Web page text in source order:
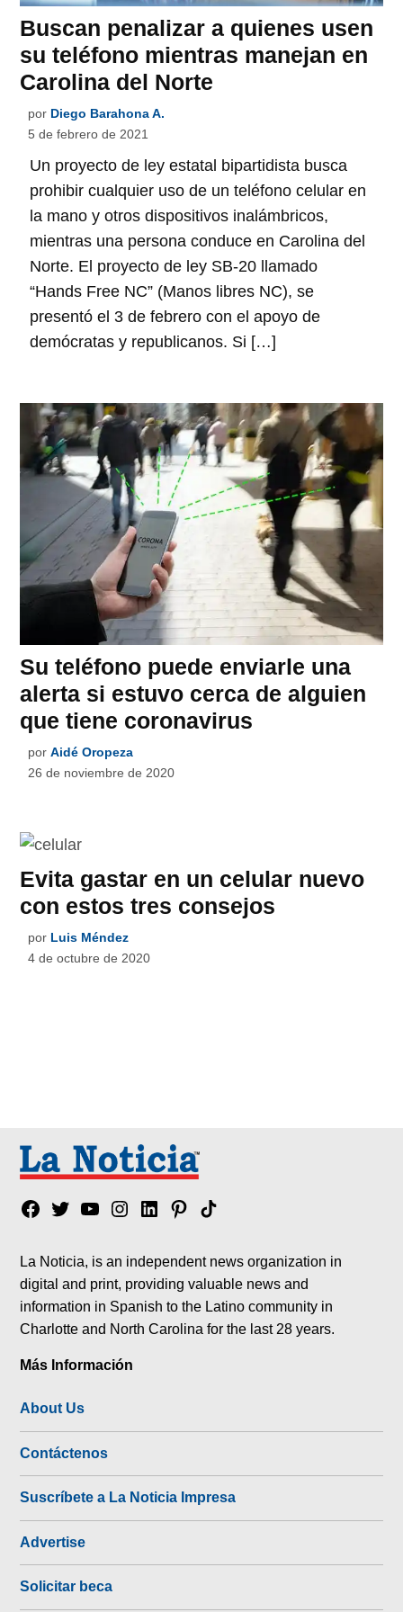
Buscan penalizar a quienes usen
su teléfono mientras manejan en
Carolina del Norte
por Diego Barahona A.
5 de febrero de 2021
Un proyecto de ley estatal bipartidista busca
prohibir cualquier uso de un teléfono celular en
la mano y otros dispositivos inalámbricos,
mientras una persona conduce en Carolina del
Norte. El proyecto de ley SB-20 llamado
“Hands Free NC” (Manos libres NC), se
presentó el 3 de febrero con el apoyo de
demócratas y republicanos. Si […]
Su teléfono puede enviarle una
alerta si estuvo cerca de alguien
que tiene coronavirus
por Aidé Oropeza
26 de noviembre de 2020
Evita gastar en un celular nuevo
con estos tres consejos
por Luis Méndez
4 de octubre de 2020
Facebook
TwitterYouTubeInstagram
LinkedinPinterest
Tik
La Noticia, is an independent news organization in
digital and print, providing valuable news and
information in Spanish to the Latino community in
Charlotte and North Carolina for the last 28 years.
Más Información
About Us
Contáctenos
Suscríbete a La Noticia Impresa
Advertise
Solicitar beca